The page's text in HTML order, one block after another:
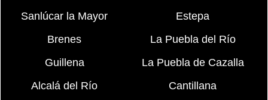
Sanlúcar la Mayor
Estepa
Brenes
La Puebla del Río
Guillena
La Puebla de Cazalla
Alcalá del Río
Cantillana